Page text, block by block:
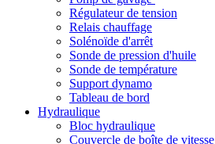
Régulateur de tension
Relais chauffage
Solénoïde d'arrêt
Sonde de pression d'huile
Sonde de température
Support dynamo
Tableau de bord
Hydraulique
Bloc hydraulique
Couvercle de boîte de vitesse